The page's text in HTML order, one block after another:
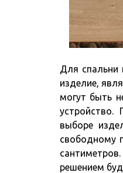
Для спальни
изделие,
могут быть
выборе
свободному
решением